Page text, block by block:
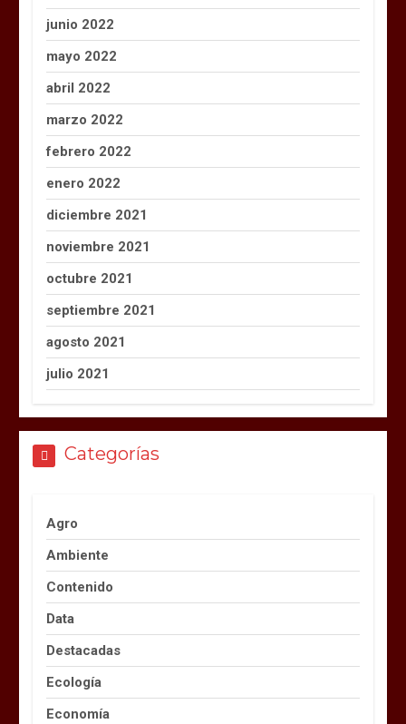
junio 2022
mayo 2022
abril 2022
marzo 2022
febrero 2022
enero 2022
diciembre 2021
noviembre 2021
octubre 2021
septiembre 2021
agosto 2021
julio 2021
Categorías
Agro
Ambiente
Contenido
Data
Destacadas
Ecología
Economía